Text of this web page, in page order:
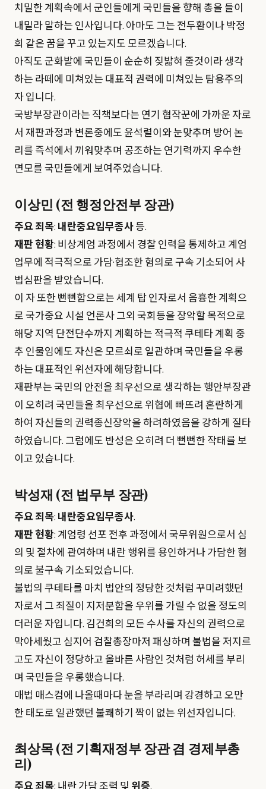
치밀한 계획속에서 군인들에게 국민들을 향해 총을 들이
내밀라 말하는 인사입니다. 아마도 그는 전두환이나 박정
희 같은 꿈을 꾸고 있는지도 모르겠습니다.
아직도 군화발에 국민들이 순순히 짖밟혀 줄것이라 생각
하는 라떼에 미쳐있는 대표적 권력에 미쳐있는 탐용주의
자 입니다.
국방부장관이라는 직책보다는 연기 협작꾼에 가까운 자로
서 재판과정과 변론중에도 윤석렬이와 눈맞추며 방어 논
리를 즉석에서 끼워맞추며 공조하는 연기력까지 우수한
면모를 국민들에게 보여주었습니다.
이상민 (전 행정안전부 장관)
주요 죄목: 내란중요임무종사등.
재판 현황: 비상계엄 과정에서 경찰 인력을 통제하고 계엄
업무에 적극적으로 가담·협조한 혐의로 구속 기소되어 사
법심판을 받았습니다.
이 자 또한 뻔뻔함으로는 세계 탑 인자로서 음흉한 계획으
로 국가중요 시설 언론사 그외 국회등을 장악할 목적으로
해당 지역 단전단수까지 계획하는 적극적 쿠테타 계획 중
추 인물임에도 자신은 모르쇠로 일관하며 국민들을 우롱
하는 대표적인 위선자에 해당합니다.
재판부는 국민의 안전을 최우선으로 생각하는 행안부장관
이 오히려 국민들을 최우선으로 위협에 빠뜨려 혼란하게
하여 자신들의 권력종신장악을 하려하였음을 강하게 질타
하였습니다. 그럼에도 반성은 오히려 더 뻔뻔한 작태를 보
이고 있습니다.
박성재 (전 법무부 장관)
주요 죄목: 내란중요임무종사.
재판 현황: 계엄령 선포 전후 과정에서 국무위원으로서 심
의 및 절차에 관여하며 내란 행위를 용인하거나 가담한 혐
의로 불구속 기소되었습니다.
불법의 쿠테타를 마치 법안의 정당한 것처럼 꾸미려했던
자로서 그 죄질이 지저분함을 우위를 가릴 수 없을 정도의
더러운 자입니다. 김건희의 모든 수사를 자신의 권력으로
막아세웠고 심지어 검찰총장마저 패싱하며 불법을 저지르
고도 자신이 정당하고 올바른 사람인 것처럼 허세를 부리
며 국민들을 우롱했습니다.
매법 매스컴에 나올때마다 눈을 부라리며 강경하고 오만
한 태도로 일관했던 불쾌하기 짝이 없는 위선자입니다.
최상목 (전 기획재정부 장관 겸 경제부총
리)